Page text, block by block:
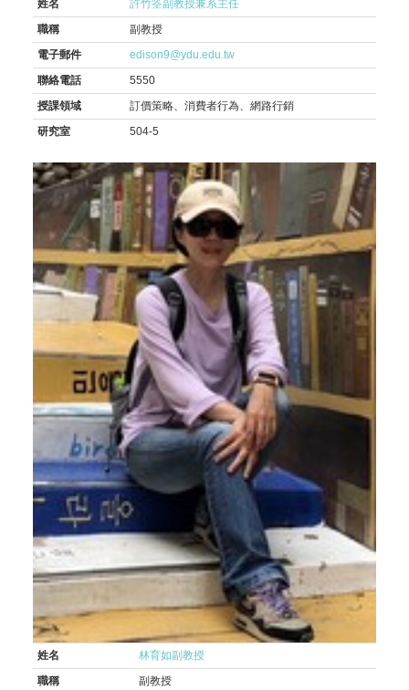
姓名
許竹筌副教授兼系主任
職稱
副教授
電子郵件
edison9@ydu.edu.tw
聯絡電話
5550
授課領域
訂價策略、消費者行為、網路行銷
研究室
504-5
姓名
林育如副教授
職稱
副教授